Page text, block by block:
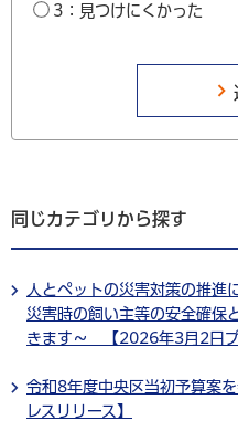
3：見つけにくかった
同じカテゴリから探す
人とペットの災害対策の推進
災害時の飼い主等の安全確保
きます～ 【2026年3月2日プ
令和8年度中央区当初予算案
レスリリース】